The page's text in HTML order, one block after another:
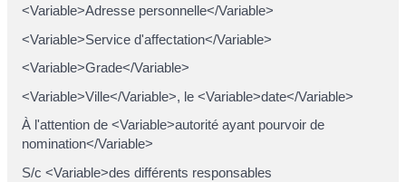
<Variable>Adresse personnelle</Variable>
<Variable>Service d'affectation</Variable>
<Variable>Grade</Variable>
<Variable>Ville</Variable>, le <Variable>date</Variable>
À l'attention de <Variable>autorité ayant pourvoir de
nomination</Variable>
S/c <Variable>des différents responsables